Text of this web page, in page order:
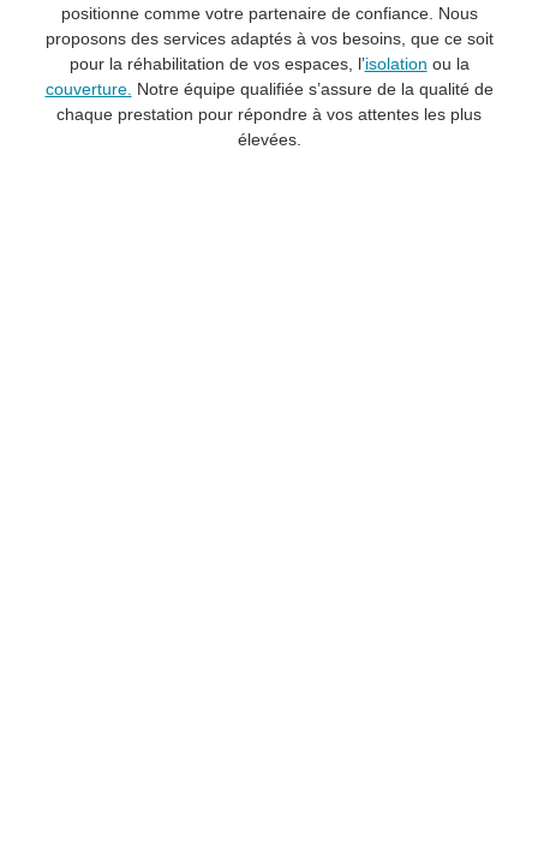
positionne comme votre partenaire de confiance. Nous
proposons des services adaptés à vos besoins, que ce soit
pour la réhabilitation de vos espaces, l’isolation ou la
couverture. Notre équipe qualifiée s’assure de la qualité de
chaque prestation pour répondre à vos attentes les plus
élevées.